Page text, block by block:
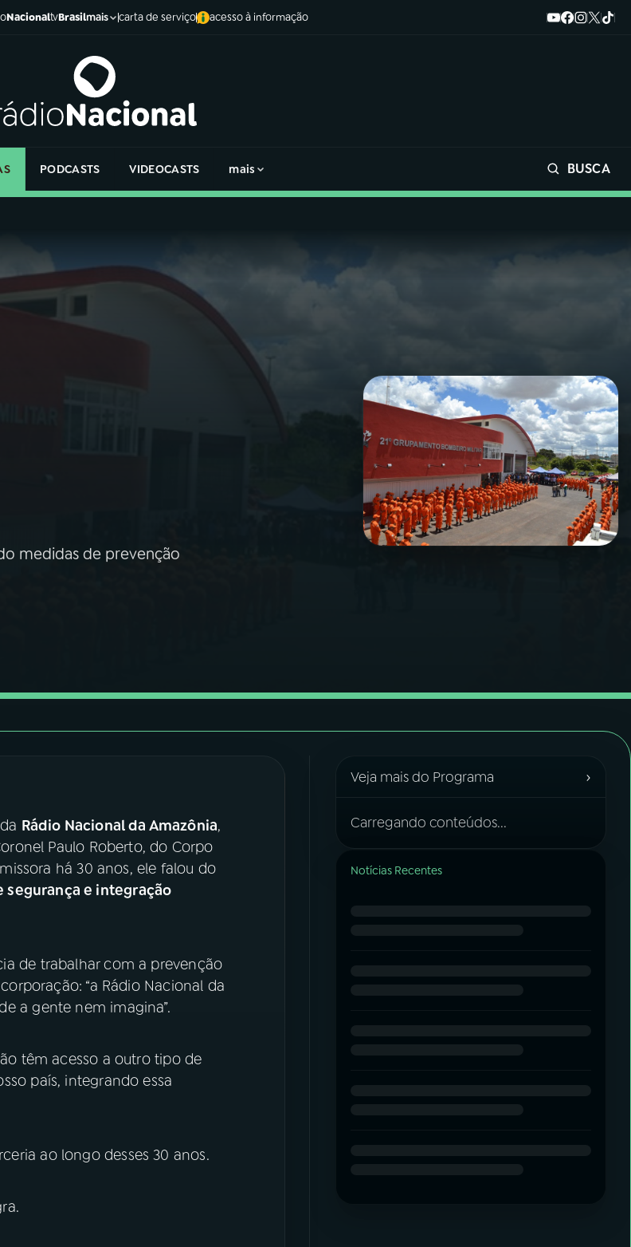
NacionaltvBrasilmais carta de serviço acesso à informação
PODCASTS VIDEOCASTS mais BUSCA
medidas de prevenção
da Rádio Nacional da Amazônia,
Paulo Roberto, do Corpo
há 30 anos, ele falou do
segurança e integração
de trabalhar com a prevenção
“a Rádio Nacional da
a gente nem imagina”.
têm acesso a outro tipo de
país, integrando essa
ao longo desses 30 anos.
Veja mais do Programa ›
Carregando conteúdos...
Notícias Recentes